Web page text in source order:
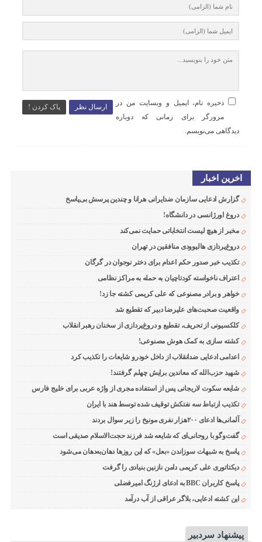
ارسال نظر پاک کردن !
ذخیره نام، ایمیل و وبسایت من در
مرورگر برای زمانی که دوباره
دیدگاهی می‌نویسم.
اخرین اخبار
گزارش ادعایی سازمان ضدایرانی هرانا و چندین پرسش بی‌پاسخ
دروغ اورژانسی در دانشگاه!
مخبر از هیچ لیست انتخاباتی حمایت نمی‌کند
دروغ‌پردازی هالیوودی منافقین در تهران
تکذیب خبر صدور حکم اعدام برای دختر نوجوان در گرگان
اعتراف ناخواسته کودتاچیان به حمله به مراکز نظامی
خواهر و برادر مصنوعی که علی کریمی کشته جا زد!
واقعیت صحبت‌های علیرضا دبیر که تقطیع شد
کلکسیونی از تحریف، تقطیع و دروغ‌پردازی از سخنان رهبر انقلاب
کشته سازی به کمک هوش مصنوعی!
اعدامی ادعایی ضدانقلاب از داخل خودرو شایعات را تکذیب کرد
شهید حزب‌الله که معاندین برایش چهلم گرفتند!
شایعه سکوت لاریجانی پس از استفاده مجری از واژه عربی برای خلیج فارس
تکذیب ارتباط سه نفتکش توقیف شده توسط هند با ایران
آلمانی‌ها ادعای ۲۰۰هزار نفری مونیخ را زیر سوال بردند
گفت‌وگو با روحانی‌ای که شایعه شد فرزند حجت‌الاسلام صدیقی است
پاسخ به شبهات سوزاندن «بعل» که این روزها دهان‌به‌دهان می‌شود
دیکتاتوری علی کریمی دامن نازنین بنیادی را گرفت
پاسخ کاربران BBC به ادعای ارژنگ امیرفضلی
این کشته ادعایی، بلاگر عراقی از آب درآمد
پیشنهاد سردبیر